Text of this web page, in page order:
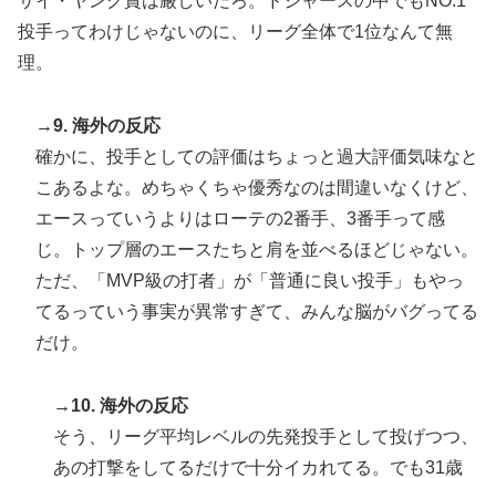
投手ってわけじゃないのに、リーグ全体で1位なんて無
理。
→9. 海外の反応
確かに、投手としての評価はちょっと過大評価気味なと
こあるよな。めちゃくちゃ優秀なのは間違いなくけど、
エースっていうよりはローテの2番手、3番手って感
じ。トップ層のエースたちと肩を並べるほどじゃない。
ただ、「MVP級の打者」が「普通に良い投手」もやっ
てるっていう事実が異常すぎて、みんな脳がバグってる
だけ。
→10. 海外の反応
そう、リーグ平均レベルの先発投手として投げつつ、
あの打撃をしてるだけで十分イカれてる。でも31歳